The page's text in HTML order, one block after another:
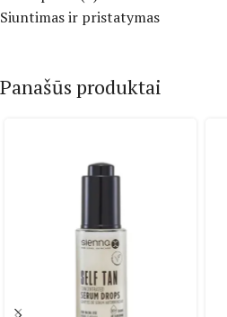
Siuntimas ir pristatymas
Panašūs produktai